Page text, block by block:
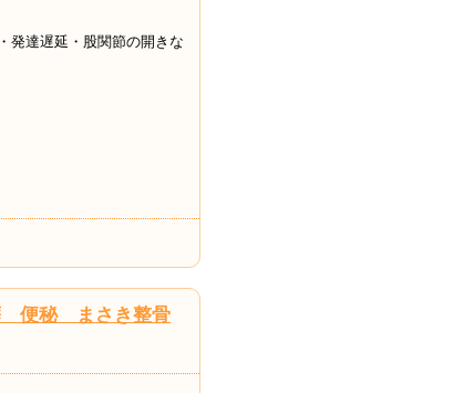
発達遅延・股関節の開きな
便秘 まさき整骨